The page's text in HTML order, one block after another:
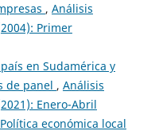
, Análisis
Primer
en Sudamérica y
de panel , Análisis
Enero-Abril
Política económica local